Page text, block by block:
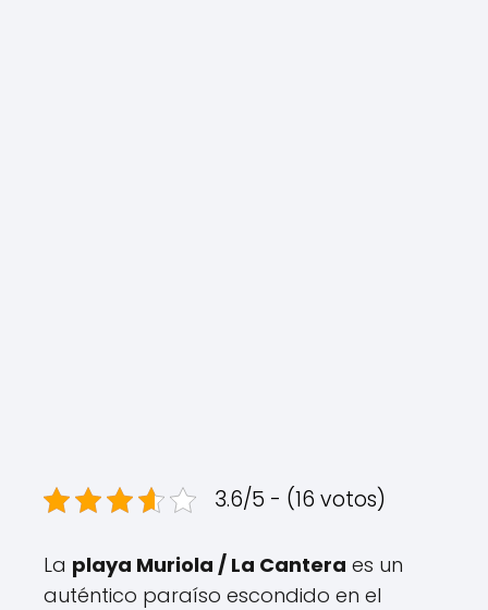
3.6/5 - (16 votos)
La playa Muriola / La Cantera es un
auténtico paraíso escondido en el